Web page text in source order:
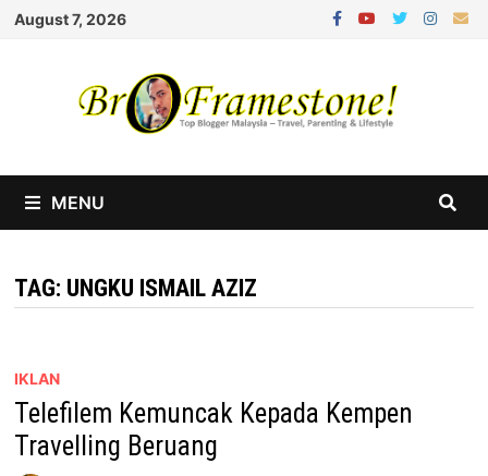
Skip
August 7, 2026
MENU
TAG: UNGKU ISMAIL AZIZ
IKLAN
Telefilem Kemuncak Kepada Kempen
Travelling Beruang